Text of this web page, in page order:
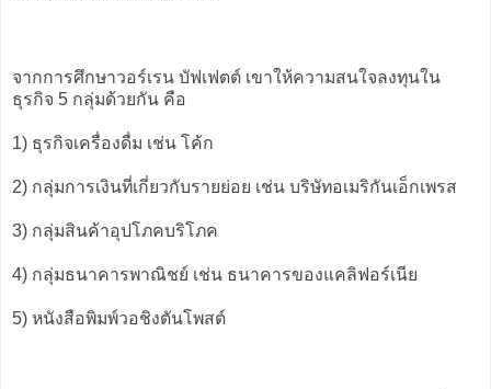
จากการศึกษาวอร์เรน บัฟเฟตต์ เขาให้ความสนใจลงทุนใน
ธุรกิจ 5 กลุ่มด้วยกัน คือ
1) ธุรกิจเครื่องดื่ม เช่น โค้ก
2) กลุ่มการเงินที่เกี่ยวกับรายย่อย เช่น บริษัทอเมริกันเอ็กเพรส
3) กลุ่มสินค้าอุปโภคบริโภค
4) กลุ่มธนาคารพาณิชย์ เช่น ธนาคารของแคลิฟอร์เนีย
5) หนังสือพิมพ์วอชิงตันโพสต์